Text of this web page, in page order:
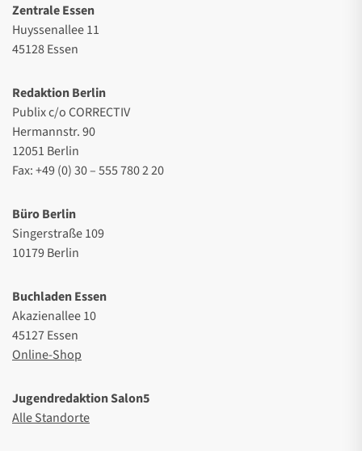
Zentrale Essen
Huyssenallee 11
45128 Essen
Redaktion Berlin
Publix c/o CORRECTIV
Hermannstr. 90
12051 Berlin
Fax: +49 (0) 30 – 555 780 2 20
Büro Berlin
Singerstraße 109
10179 Berlin
Buchladen Essen
Akazienallee 10
45127 Essen
Online-Shop
Jugendredaktion Salon5
Alle Standorte